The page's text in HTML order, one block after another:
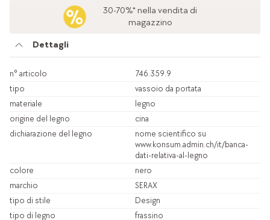
30-70%* nella vendita di
magazzino
Dettagli
n° articolo
746.359.9
tipo
vassoio da portata
materiale
legno
origine del legno
cina
dichiarazione del legno
nome scientifico su
www.konsum.admin.ch/it/banca-
dati-relativa-al-legno
colore
nero
marchio
SERAX
tipo di stile
Design
tipo di legno
frassino